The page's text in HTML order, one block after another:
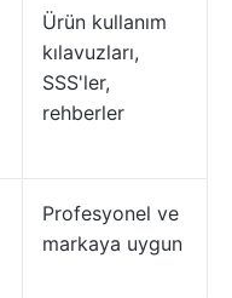
Ürün kullanım
kılavuzları,
SSS'ler,
rehberler
Profesyonel ve
markaya uygun